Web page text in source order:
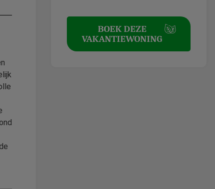
BOEK DEZE
VAKANTIEWONING